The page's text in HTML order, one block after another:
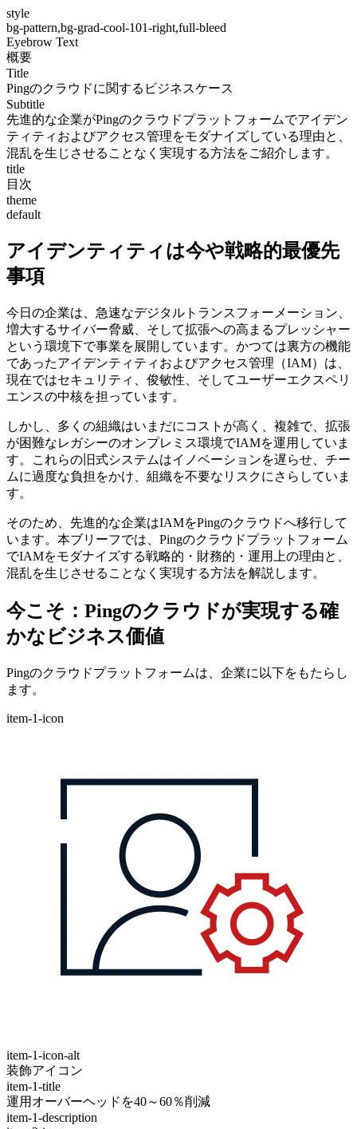
style
bg-pattern,bg-grad-cool-101-right,full-bleed
Eyebrow Text
概要
Title
Pingのクラウドに関するビジネスケース
Subtitle
先進的な企業がPingのクラウドプラットフォームでアイデン
ティティおよびアクセス管理をモダナイズしている理由と、
混乱を生じさせることなく実現する方法をご紹介します。
title
目次
theme
default
アイデンティティは今や戦略的最優先
事項
今日の企業は、急速なデジタルトランスフォーメーション、
増大するサイバー脅威、そして拡張への高まるプレッシャー
という環境下で事業を展開しています。かつては裏方の機能
であったアイデンティティおよびアクセス管理（IAM）は、
現在ではセキュリティ、俊敏性、そしてユーザーエクスペリ
エンスの中核を担っています。
しかし、多くの組織はいまだにコストが高く、複雑で、拡張
が困難なレガシーのオンプレミス環境でIAMを運用していま
す。これらの旧式システムはイノベーションを遅らせ、チー
ムに過度な負担をかけ、組織を不要なリスクにさらしていま
す。
そのため、先進的な企業はIAMをPingのクラウドへ移行して
います。本ブリーフでは、Pingのクラウドプラットフォーム
でIAMをモダナイズする戦略的・財務的・運用上の理由と、
混乱を生じさせることなく実現する方法を解説します。
今こそ：Pingのクラウドが実現する確
かなビジネス価値
Pingのクラウドプラットフォームは、企業に以下をもたらし
ます。
item-1-icon
item-1-icon-alt
装飾アイコン
item-1-title
運用オーバーヘッドを40～60％削減
item-1-description